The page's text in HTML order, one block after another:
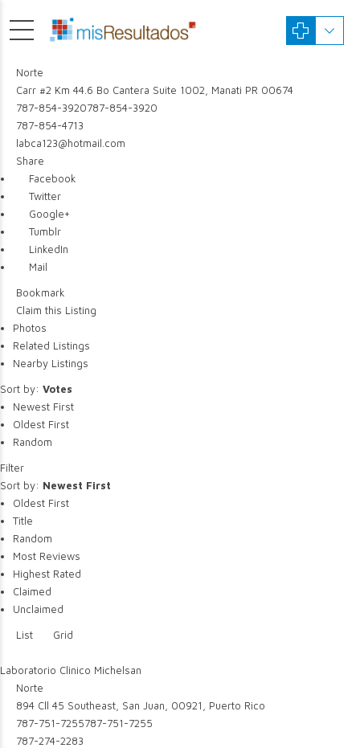
Norte
Carr #2 Km 44.6 Bo Cantera Suite 1002, Manati PR 00674
787-854-3920787-854-3920
787-854-4713
labca123@hotmail.com
Share
Facebook
Twitter
Google+
Tumblr
LinkedIn
Mail
Bookmark
Claim this Listing
Photos
Related Listings
Nearby Listings
Sort by: Votes
Newest First
Oldest First
Random
Filter
Sort by: Newest First
Oldest First
Title
Random
Most Reviews
Highest Rated
Claimed
Unclaimed
List
Grid
Laboratorio Clinico Michelsan
Norte
894 Cll 45 Southeast, San Juan, 00921, Puerto Rico
787-751-7255787-751-7255
787-274-2283